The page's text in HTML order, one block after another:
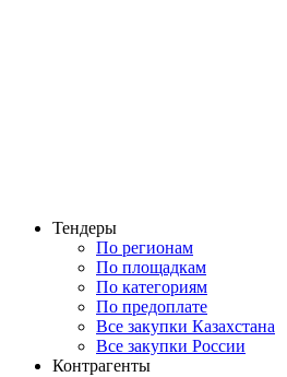
Тендеры
По регионам
По площадкам
По категориям
По предоплате
Все закупки Казахстана
Все закупки России
Контрагенты